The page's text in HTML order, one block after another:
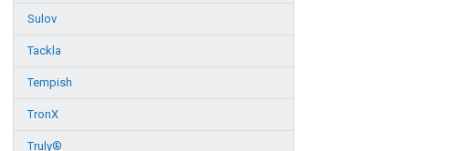
Sulov
Tackla
Tempish
TronX
Truly®